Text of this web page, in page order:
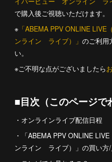
で購入後ご視聴いただけます。
※ 「ABEMA PPV ONLINE
ンライン ライブ）」 のご利用
い。
※ご不明な点がございましたら
■目次（このページで
・オンラインライブ配信日程
・「ABEMA PPV ONLINE
ンライン ライブ）」の買い方